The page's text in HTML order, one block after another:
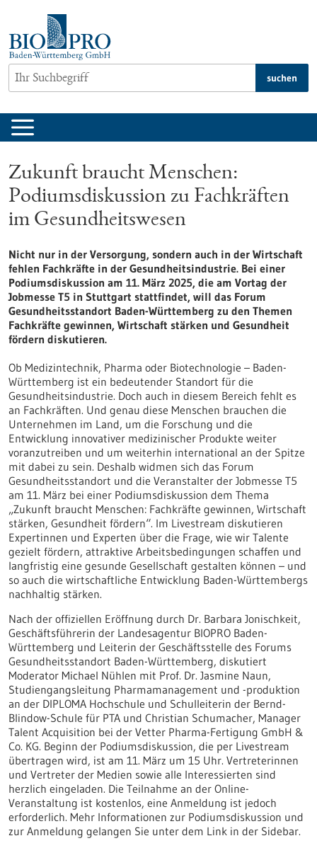
springen
suchen
Zukunft braucht Menschen:
Podiumsdiskussion zu Fachkräften
im Gesundheitswesen
Nicht nur in der Versorgung, sondern auch in der Wirtschaft
fehlen Fachkräfte in der Gesundheitsindustrie. Bei einer
Podiumsdiskussion am 11. März 2025, die am Vortag der
Jobmesse T5 in Stuttgart stattfindet, will das Forum
Gesundheitsstandort Baden-Württemberg zu den Themen
Fachkräfte gewinnen, Wirtschaft stärken und Gesundheit
fördern diskutieren.
Ob Medizintechnik, Pharma oder Biotechnologie – Baden-
Württemberg ist ein bedeutender Standort für die
Gesundheitsindustrie. Doch auch in diesem Bereich fehlt es
an Fachkräften. Und genau diese Menschen brauchen die
Unternehmen im Land, um die Forschung und die
Entwicklung innovativer medizinischer Produkte weiter
voranzutreiben und um weiterhin international an der Spitze
mit dabei zu sein. Deshalb widmen sich das Forum
Gesundheitsstandort und die Veranstalter der Jobmesse T5
am 11. März bei einer Podiumsdiskussion dem Thema
„Zukunft braucht Menschen: Fachkräfte gewinnen, Wirtschaft
stärken, Gesundheit fördern“. Im Livestream diskutieren
Expertinnen und Experten über die Frage, wie wir Talente
gezielt fördern, attraktive Arbeitsbedingungen schaffen und
langfristig eine gesunde Gesellschaft gestalten können – und
so auch die wirtschaftliche Entwicklung Baden-Württembergs
nachhaltig stärken.
Nach der offiziellen Eröffnung durch Dr. Barbara Jonischkeit,
Geschäftsführerin der Landesagentur BIOPRO Baden-
Württemberg und Leiterin der Geschäftsstelle des Forums
Gesundheitsstandort Baden-Württemberg, diskutiert
Moderator Michael Nühlen mit Prof. Dr. Jasmine Naun,
Studiengangsleitung Pharmamanagement und -produktion
an der DIPLOMA Hochschule und Schulleiterin der Bernd-
Blindow-Schule für PTA und Christian Schumacher, Manager
Talent Acquisition bei der Vetter Pharma-Fertigung GmbH &
Co. KG. Beginn der Podiumsdiskussion, die per Livestream
übertragen wird, ist am 11. März um 15 Uhr. Vertreterinnen
und Vertreter der Medien sowie alle Interessierten sind
herzlich eingeladen. Die Teilnahme an der Online-
Veranstaltung ist kostenlos, eine Anmeldung ist jedoch
erforderlich. Mehr Informationen zur Podiumsdiskussion und
zur Anmeldung gelangen Sie unter dem Link in der Sidebar.